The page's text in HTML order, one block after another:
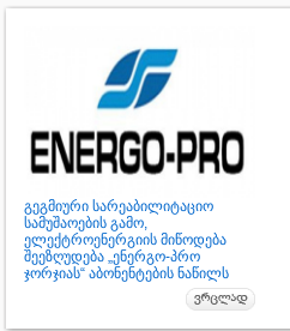
გეგმიური სარეაბილიტაციო
სამუშაოების გამო,
ელექტროენერგიის მიწოდება
შეეზღუდება „ენერგო-პრო
ჯორჯიას“ აბონენტების ნაწილს